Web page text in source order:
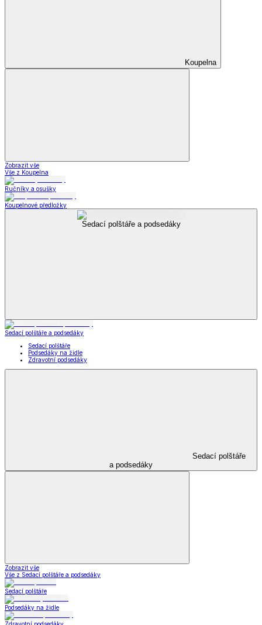
Koupelna
Zobrazit vše
Vše z Koupelna
Ručníky a osušky
Koupelnové předložky
Sedací polštáře a podsedáky
Sedací polštáře a podsedáky
Sedací polštáře
Podsedáky na židle
Zdravotní podsedáky
Sedací polštáře
a podsedáky
Zobrazit vše
Vše z Sedací polštáře a podsedáky
Sedací polštáře
Podsedáky na židle